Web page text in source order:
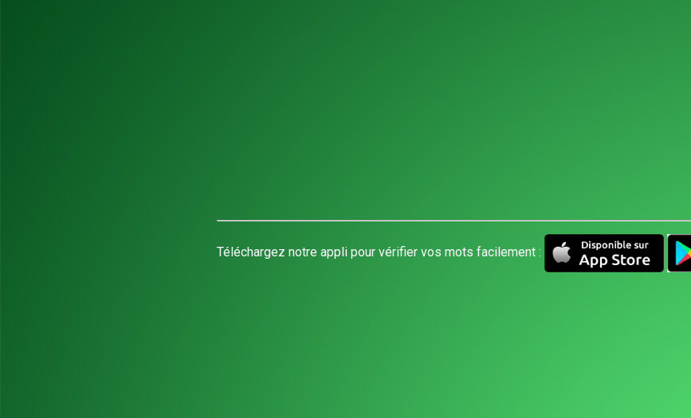
Téléchargez notre appli pour vérifier vos mots facilement :